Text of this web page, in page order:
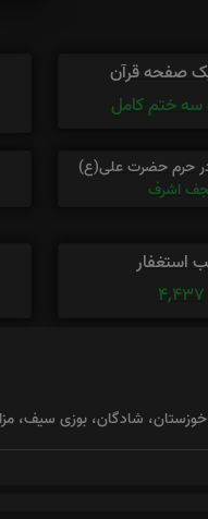
صفحه قرآن
سه ختم کامل
حرم حضرت علی(ع)
اشرف
استغفار
4,437
خوزستان، شادگان، بوزی سیف،